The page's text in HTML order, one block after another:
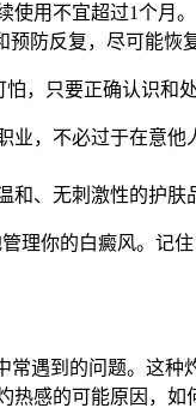
用不宜超过1个月。
防反复，尽可能恢
，只要正确认识和
，不必过于在意
、无刺激性的护肤
理你的白癜风。记
遇到的问题。这
热感的可能原因，如